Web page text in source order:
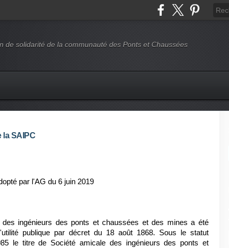
de solidarité de la communauté des Ponts et Chaussées
la SAIPC
par l'AG du 6 juin 2019
ingénieurs des ponts et chaussées et des mines a été
publique par décret du 18 août 1868. Sous le statut
le titre de Société amicale des ingénieurs des ponts et